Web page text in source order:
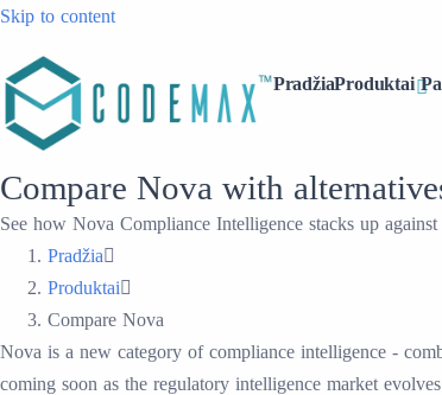
Skip to content
PradžiaProduktai
Compare Nova with
See how Nova Compliance Intelligence stacks up
Pradžia
Produktai
Compare Nova
Nova is a new category of compliance intelligence -
coming soon as the regulatory intelligence market